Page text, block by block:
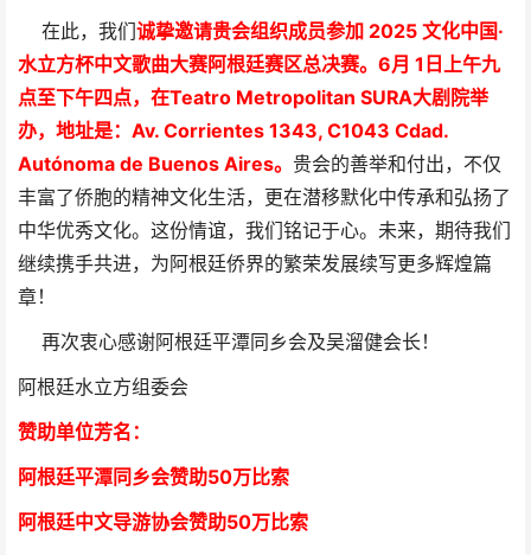
在此，我们诚挚邀请贵会组织成员参加 2025 文化中国·
水立方杯中文歌曲大赛阿根廷赛区总决赛。6月 1日上午九
点至下午四点，在Teatro Metropolitan SURA大剧院举
办，地址是：Av. Corrientes 1343, C1043 Cdad.
Autónoma de Buenos Aires。 贵会的善举和付出，不仅
丰富了侨胞的精神文化生活，更在潜移默化中传承和弘扬了
中华优秀文化。这份情谊，我们铭记于心。未来，期待我们
继续携手共进，为阿根廷侨界的繁荣发展续写更多辉煌篇
章！
再次衷心感谢阿根廷平潭同乡会及吴溜健会长！
阿根廷水立方组委会
赞助单位芳名：
阿根廷平潭同乡会赞助50万比索
阿根廷中文导游协会赞助50万比索